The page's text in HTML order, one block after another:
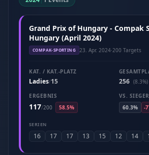
Grand Prix of Hungary - Compak
Hungary (April 2024)
COMPAK-SPORTING 23. Apr. 2024·200 Targets
KAT. / KAT.-PLATZ
Ladies/15 256 (8.3%)
ERGEBNIS
117/200 58.5%
VS.
60.3%
-
SERIEN
16 17 17 13 15 12 14